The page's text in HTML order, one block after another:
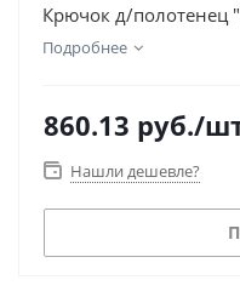
Крючок д/полотенец
Подробнее
860.13 руб./
Нашли дешевле?